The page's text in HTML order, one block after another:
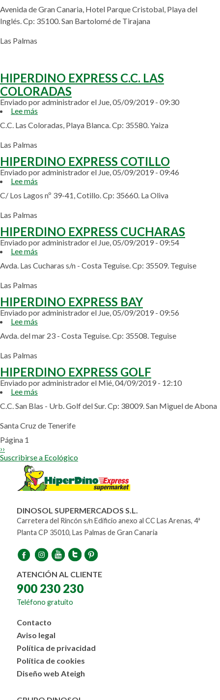
EXPRESS
PARQUE
Avenida de Gran Canaria, Hotel Parque Cristobal, Playa del
Inglés. Cp: 35100. San Bartolomé de Tirajana
Las Palmas
HIPERDINO EXPRESS C.C. LAS
COLORADAS
Enviado poradministradorel Jue, 05/09/2019 - 09:30
Lee más
EXPRESS
COLORADAS
C.C. Las Coloradas, Playa Blanca. Cp: 35580. Yaiza
Las Palmas
HIPERDINO EXPRESS COTILLO
Enviado poradministradorel Jue, 05/09/2019 - 09:46
Lee más
EXPRESS
C/ Los Lagos nº 39-41, Cotillo. Cp: 35660. La Oliva
Las Palmas
HIPERDINO EXPRESS CUCHARAS
Enviado poradministradorel Jue, 05/09/2019 - 09:54
Lee más
EXPRESS
Avda. Las Cucharas s/n - Costa Teguise. Cp: 35509. Teguise
Las Palmas
HIPERDINO EXPRESS BAY
Enviado poradministradorel Jue, 05/09/2019 - 09:56
Lee más
EXPRESS
Avda. del mar 23 - Costa Teguise. Cp: 35508. Teguise
Las Palmas
HIPERDINO EXPRESS GOLF
Enviado poradministradorel Mié, 04/09/2019 - 12:10
Lee más
EXPRESS
C.C. San Blas - Urb. Golf del Sur. Cp: 38009. San Miguel de Abona
Santa Cruz de Tenerife
Paginación
Página 1
Siguiente
página
››
Suscribirse a Ecológico
DINOSOL SUPERMERCADOS S.L.
Carretera del Rincón s/n Edificio anexo al CC Las Arenas, 4ª
Planta CP 35010, Las Palmas de Gran Canaria
ATENCIÓN AL CLIENTE
900 230 230
Teléfono gratuito
Menú
al
pie
Contacto
Aviso legal
Política de privacidad
Política de cookies
Diseño web Ateigh